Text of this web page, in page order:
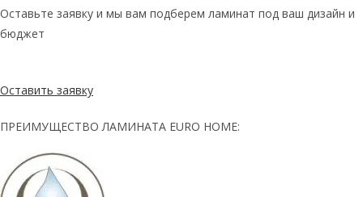
Оставьте заявку и мы вам подберем ламинат под ваш дизайн и
бюджет
Оставить заявку
ПРЕИМУЩЕСТВО ЛАМИНАТА EURO HOME: